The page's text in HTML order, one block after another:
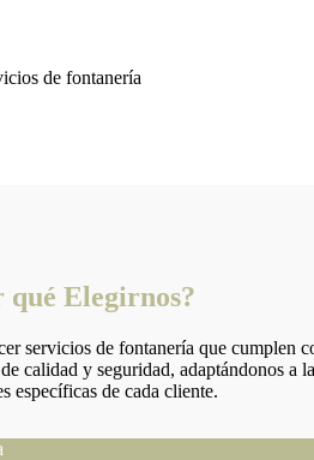
qué Elegirnos?
servicios de fontanería que cumplen
calidad y seguridad, adaptándonos a
específicas de cada cliente.